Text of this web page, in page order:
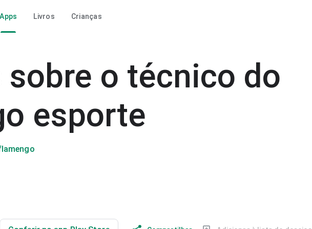
Apps Livros Crianças
o técnico do
esporte